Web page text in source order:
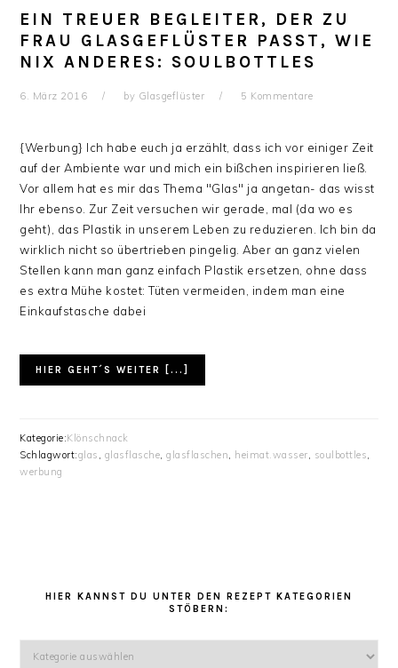
EIN TREUER BEGLEITER, DER ZU
FRAU GLASGEFLÜSTER PASST, WIE
NIX ANDERES: SOULBOTTLES
6. März 2016 by Glasgeflüster 5 Kommentare
{Werbung} Ich habe euch ja erzählt, dass ich vor einiger Zeit
auf der Ambiente war und mich ein bißchen inspirieren ließ.
Vor allem hat es mir das Thema "Glas" ja angetan- das wisst
Ihr ebenso. Zur Zeit versuchen wir gerade, mal (da wo es
geht), das Plastik in unserem Leben zu reduzieren. Ich bin da
wirklich nicht so übertrieben pingelig. Aber an ganz vielen
Stellen kann man ganz einfach Plastik ersetzen, ohne dass
es extra Mühe kostet: Tüten vermeiden, indem man eine
Einkaufstasche dabei
HIER GEHT´S WEITER [...]
Kategorie:Klönschnack
Schlagwort:glas , glasflasche,glasflaschen, heimat.wasser, soulbottles,
werbung
HIER KANNST DU UNTER DEN REZEPT KATEGORIEN
STÖBERN: